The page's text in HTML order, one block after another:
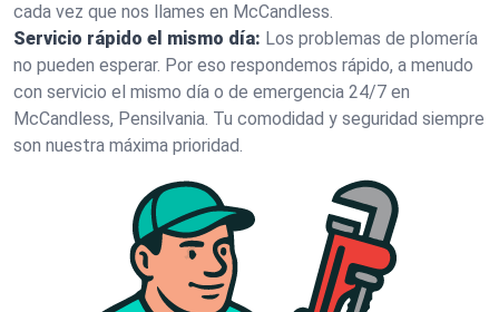
cada vez que nos llames en McCandless.
Servicio rápido el mismo día: Los problemas de plomería
no pueden esperar. Por eso respondemos rápido, a menudo
con servicio el mismo día o de emergencia 24/7 en
McCandless, Pensilvania. Tu comodidad y seguridad siempre
son nuestra máxima prioridad.